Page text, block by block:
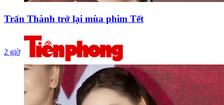
Trấn Thành trở lại mùa phim Tết
2 giờ